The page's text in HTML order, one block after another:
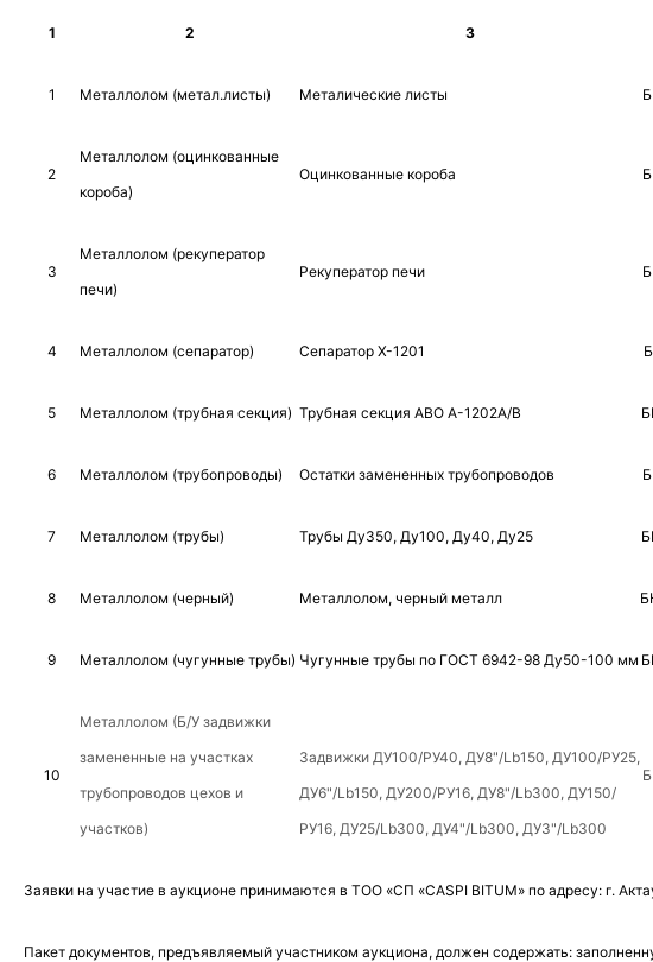
1 2 3
1 Металлолом (метал.листы) Металические листы
2
Металлолом (оцинкованные
короба)
Оцинкованные короба
3
Металлолом (рекуператор
печи)
Рекуператор печи
4 Металлолом (сепаратор) Сепаратор Х-1201
5 Металлолом (трубная секция) Трубная секция АВО А-1202А/В
6 Металлолом (трубопроводы) Остатки замененных трубопроводов
7 Металлолом (трубы) Трубы Ду350, Ду100, Ду40, Ду25
8 Металлолом (черный) Металлолом, черный металл
9 Металлолом (чугунные трубы) Чугунные трубы по ГОСТ 6942-98 Ду50-100 мм
10
Металлолом (Б/У задвижки
замененные на участках
трубопроводов цехов и
участков)
Задвижки ДУ100/РУ40, ДУ8"/Lb150, ДУ100/РУ25,
ДУ6"/Lb150, ДУ200/РУ16, ДУ8"/Lb300, ДУ150/
РУ16, ДУ25/Lb300, ДУ4"/Lb300, ДУ3"/Lb300
Заявки на участие в аукционе принимаются в ТОО «СП «CASPI BITUM» по адресу: г.
Пакет документов, предъявляемый участником аукциона, должен содержать: